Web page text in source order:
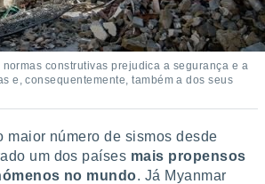
construtivas prejudica a segurança e a
e, consequentemente, também a dos seus
maior número de sismos desde
um dos países mais propensos
no mundo. Já Myanmar